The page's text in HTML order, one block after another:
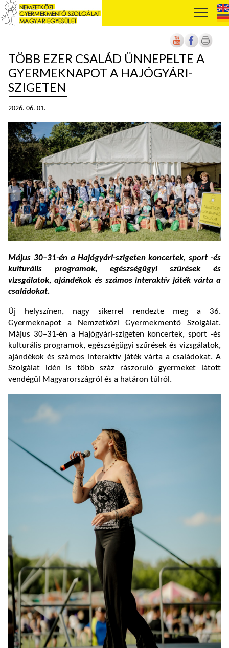
TÖBB EZER CSALÁD ÜNNEPELTE A
GYERMEKNAPOT A HAJÓGYÁRI-
SZIGETEN
2026. 06. 01.
Május 30–31-én a Hajógyári-szigeten koncertek, sport -és
kulturális programok, egészségügyi szűrések és
vizsgálatok, ajándékok és számos interaktív játék várta a
családokat.
Új helyszínen, nagy sikerrel rendezte meg a 36.
Gyermeknapot a Nemzetközi Gyermekmentő Szolgálat.
Május 30–31-én a Hajógyári-szigeten koncertek, sport -és
kulturális programok, egészségügyi szűrések és vizsgálatok,
ajándékok és számos interaktív játék várta a családokat. A
Szolgálat idén is több száz rászoruló gyermeket látott
vendégül Magyarországról és a határon túlról.